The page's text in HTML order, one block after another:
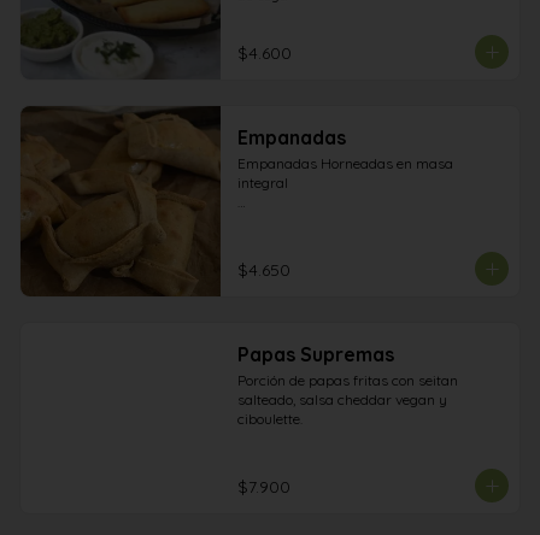
$4.600
Empanadas
Empanadas Horneadas en masa
integral
Napolitana: Tomate, Queso ricotta a base
de semillas, Jamón, Albahaca, aceitunas
$4.650
Papas Supremas
Porción de papas fritas con seitan
salteado, salsa cheddar vegan y
ciboulette.
$7.900